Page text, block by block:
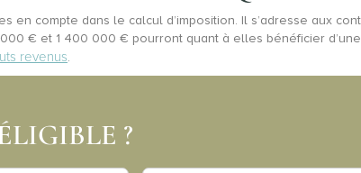
en compte dans le calcul d’imposition. Il s’adresse aux
€ et 1 400 000 € pourront quant à elles bénéficier
revenus.
?